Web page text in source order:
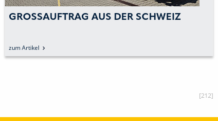
AUS DER SCHWEIZ
Artikel
[212]